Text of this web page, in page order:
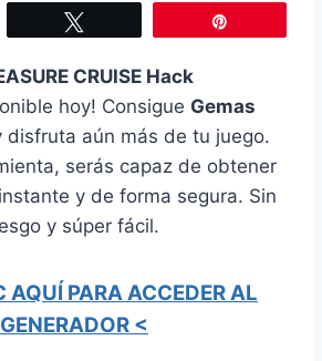
CRUISE Hack
hoy! Consigue Gemas
disfruta aún más de tu juego.
serás capaz de obtener
y de forma segura. Sin
y súper fácil.
AQUÍ PARA ACCEDER AL
GENERADOR <